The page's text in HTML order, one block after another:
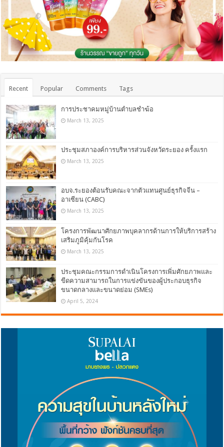
Recent Popular Comments Tags
การประชาคมหมู่บ้านตำบลชำฆ้อ
March 13, 2025
ประชุมสภาองค์การบริหารส่วนจังหวัดระยอง ครั้งแรก
March 13, 2025
อบจ.ระยองต้อนรับคณะจากตัวแทนศูนย์ธุรกิจจีน –
อาเซียน (CABC)
March 13, 2025
โครงการพัฒนาศักยภาพบุคลากรด้านการให้บริการสร้าง
เสริมภูมิคุ้มกันโรค
March 13, 2025
ประชุมคณะกรรมการดำเนินโครงการเพิ่มศักยภาพและ
ขีดความสามารถในการแข่งขันของผู้ประกอบธุรกิจ
ขนาดกลางและขนาดย่อม (SMEs)
April 5, 2024